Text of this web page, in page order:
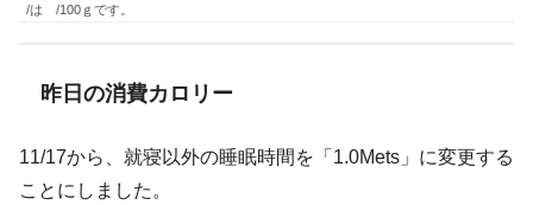
/は /100ｇです。
昨日の消費カロリー
11/17から、就寝以外の睡眠時間を「1.0Mets」に変更する
ことにしました。